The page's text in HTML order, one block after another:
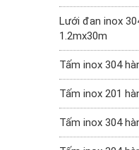
Lưới đan inox
1.2mx30m
Tấm inox 304
Tấm inox 201
Tấm inox 304